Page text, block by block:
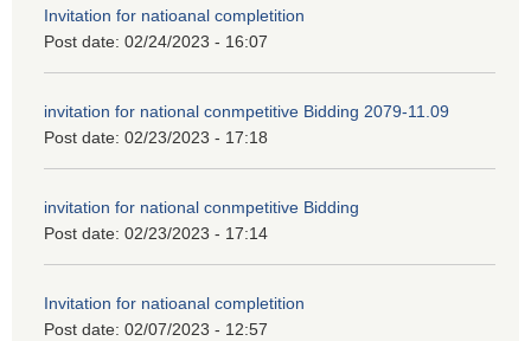
Invitation for natioanal completition
Post date: 02/24/2023 - 16:07
invitation for national conmpetitive Bidding 2079-11.09
Post date: 02/23/2023 - 17:18
invitation for national conmpetitive Bidding
Post date: 02/23/2023 - 17:14
Invitation for natioanal completition
Post date: 02/07/2023 - 12:57